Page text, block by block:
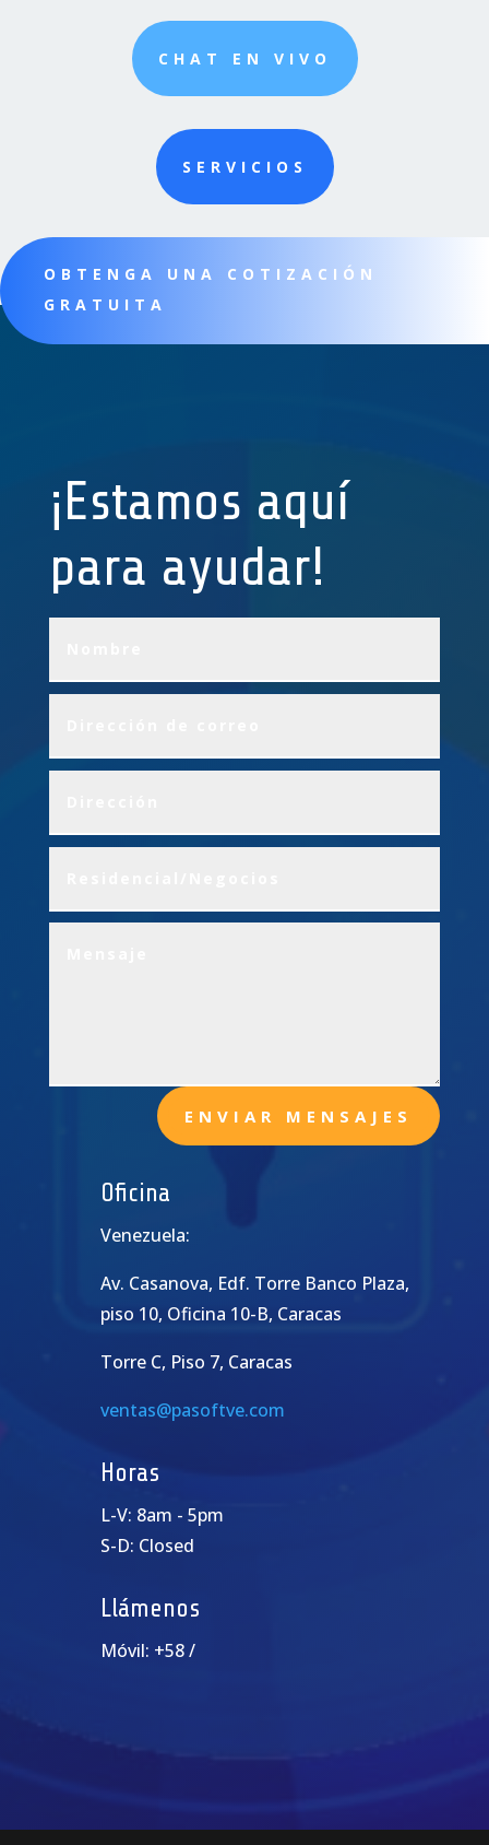
CHAT EN VIVO
SERVICIOS
OBTENGA UNA COTIZACIÓN
GRATUITA
¡Estamos aquí
para ayudar!
ENVIAR MENSAJES
Oficina
Venezuela:
Av. Casanova, Edf. Torre Banco Plaza,
piso 10, Oficina 10-B, Caracas
Torre C, Piso 7, Caracas
ventas@pasoftve.com
Horas
L-V: 8am - 5pm
S-D: Closed
Llámenos
Móvil: +58 /